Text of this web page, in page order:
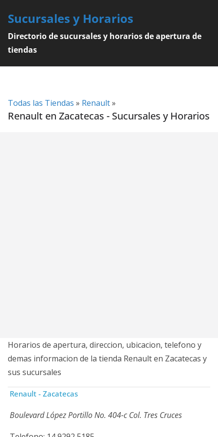
content
Sucursales y Horarios
Directorio de sucursales y horarios de apertura de
tiendas
Todas las Tiendas » Renault»
Renault en Zacatecas - Sucursales y Horarios
Horarios de apertura, direccion, ubicacion, telefono y
demas informacion de la tienda Renault en Zacatecas y
sus sucursales
Renault - Zacatecas
Boulevard López Portillo No. 404-c Col. Tres Cruces